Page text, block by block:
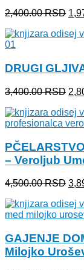
2,400.00RSD
je
DRUGI
3,400.00RSD
je
bila:
– Veroljub
4,500.00RSD
je
GAJENJE
Milojko